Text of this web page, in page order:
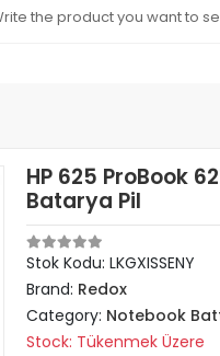
HP 625 ProBook
Batarya Pil
Stok Kodu: LKGXISSENY
Brand: Redox
Category: Notebook
Stock: Tükenmek Üzere